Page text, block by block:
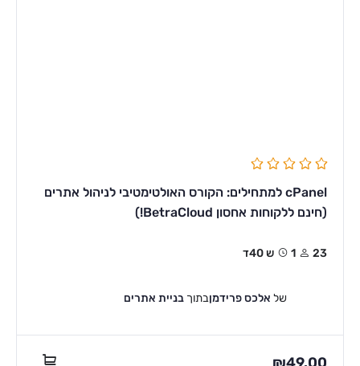
cPanel למתחילים: הקורס האולטימטיבי לניהול אתרים
(חינם ללקוחות אחסון BetraCloud!)
23 1ש 40ד
של אלכס פרידמןבתוך בניית אתרים